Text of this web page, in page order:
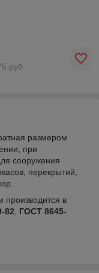
руб.
размером
при
сооружения
перекрытий,
в
82
ГОСТ 8645-